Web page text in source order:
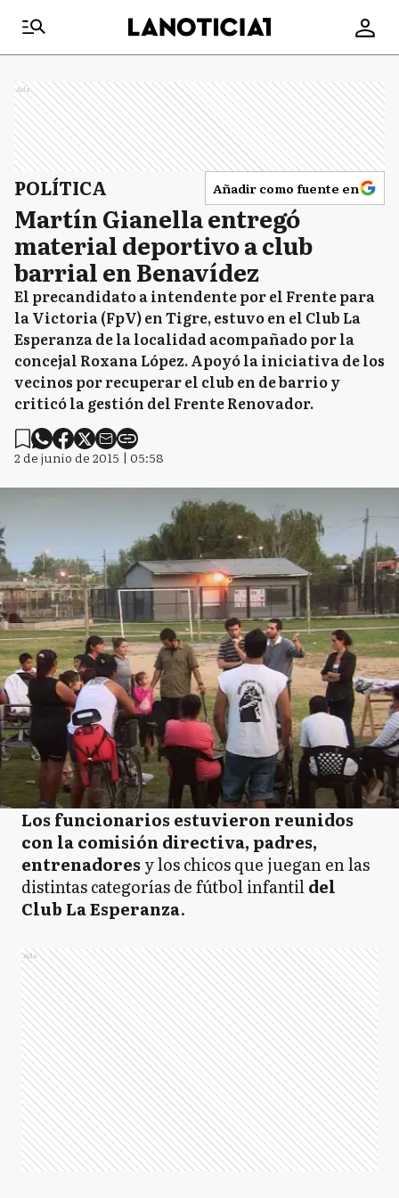
Ads
POLÍTICA Añadir como fuente en
Martín Gianella entregó
material deportivo a club
barrial en Benavídez
El precandidato a intendente por el Frente para
la Victoria (FpV) en Tigre, estuvo en el Club La
Esperanza de la localidad acompañado por la
concejal Roxana López. Apoyó la iniciativa de los
vecinos por recuperar el club en de barrio y
criticó la gestión del Frente Renovador.
2 de junio de 2015 | 05:58
Los funcionarios estuvieron reunidos
con la comisión directiva, padres,
entrenadores y los chicos que juegan en las
distintas categorías de fútbol infantildel
Club La Esperanza.
Ads